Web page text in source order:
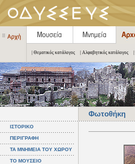
| Θεματικός κατάλογος | Αλφαβητικός κατάλογος
Φωτοθήκη
ΙΣΤΟΡΙΚΟ
ΠΕΡΙΓΡΑΦΗ
ΤΑ ΜΝΗΜΕΙΑ ΤΟΥ ΧΩΡΟΥ
ΤΟ ΜΟΥΣΕΙΟ